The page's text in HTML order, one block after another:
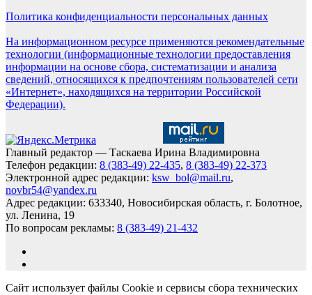
Политика конфиденциальности персональных данных
На информационном ресурсе применяются рекомендательные
технологии (информационные технологии предоставления
информации на основе сбора, систематизации и анализа
сведений, относящихся к предпочтениям пользователей сети
«Интернет», находящихся на территории Российской
Федерации).
Главный редактор — Таскаева Ирина Владимировна
Телефон редакции: 8 (383-49) 22-435, 8 (383-49) 22-373
Электронной адрес редакции: ksw_bol@mail.ru,
novbr54@yandex.ru
Адрес редакции: 633340, Новосибирская область, г. Болотное,
ул. Ленина, 19
По вопросам рекламы: 8 (383-49) 21-432
Сайт использует файлы Cookie и сервисы сбора технических